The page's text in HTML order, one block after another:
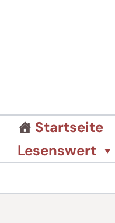
Startseite
Lesenswert